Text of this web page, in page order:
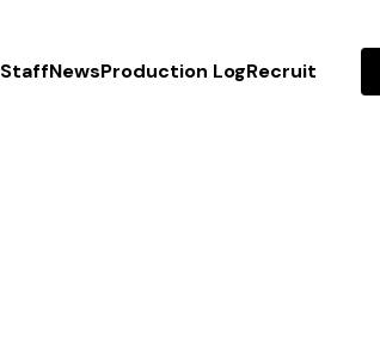
StaffNewsProduction LogRecruit